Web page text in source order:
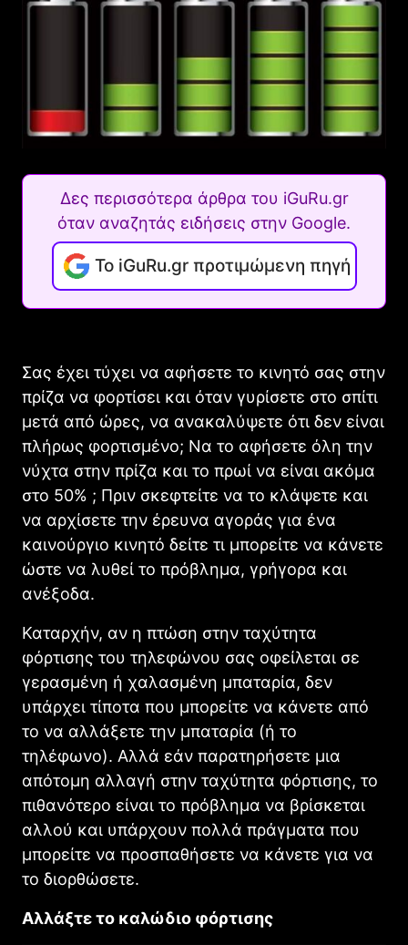
Δες περισσότερα άρθρα του iGuRu.gr
όταν αναζητάς ειδήσεις στην Google.
Το iGuRu.gr προτιμώμενη πηγή
Σας έχει τύχει να αφήσετε το κινητό σας στην
πρίζα να φορτίσει και όταν γυρίσετε στο σπίτι
μετά από ώρες, να ανακαλύψετε ότι δεν είναι
πλήρως φορτισμένο; Nα το αφήσετε όλη την
νύχτα στην πρίζα και το πρωί να είναι ακόμα
στο 50% ; Πριν σκεφτείτε να το κλάψετε και
να αρχίσετε την έρευνα αγοράς για ένα
καινούργιο κινητό δείτε τι μπορείτε να κάνετε
ώστε να λυθεί το πρόβλημα, γρήγορα και
ανέξοδα.
Καταρχήν, αν η πτώση στην ταχύτητα
φόρτισης του τηλεφώνου σας οφείλεται σε
γερασμένη ή χαλασμένη μπαταρία, δεν
υπάρχει τίποτα που μπορείτε να κάνετε από
το να αλλάξετε την μπαταρία (ή το
τηλέφωνο). Αλλά εάν παρατηρήσετε μια
απότομη αλλαγή στην ταχύτητα φόρτισης, το
πιθανότερο είναι το πρόβλημα να βρίσκεται
αλλού και υπάρχουν πολλά πράγματα που
μπορείτε να προσπαθήσετε να κάνετε για να
το διορθώσετε.
Αλλάξτε το καλώδιο φόρτισης